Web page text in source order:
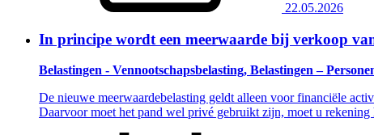
22.05.2026
In principe wordt een meerwaarde bij verkoop
Belastingen - Vennootschapsbelasting, Belastingen –
De nieuwe meerwaardebelasting geldt alleen voor financiële
Daarvoor moet het pand wel privé gebruikt zijn, moet u